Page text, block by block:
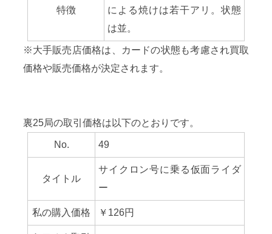
特徴
による焼けは若干アリ。状態
は並。
※大手販売店価格は、カードの状態も考慮され買取
価格や販売価格が決定されます。
裏25局の取引価格は以下のとおりです。
No. 49
タイトル
サイクロン号に乗る仮面ライダ
ー
私の購入価格 ￥126円